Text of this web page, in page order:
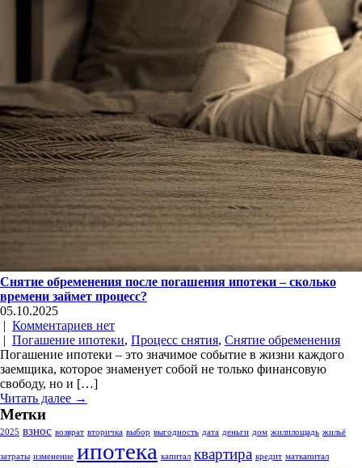
Снятие обременения после погашения ипотеки – сколько
времени займет процесс?
05.10.2025
| Комментариев нет
| Погашение ипотеки, Процесс снятия, Снятие обременения
Погашение ипотеки – это значимое событие в жизни каждого
заемщика, которое знаменует собой не только финансовую
свободу, но и […]
Читать далее →
Метки
2025 взнос возврат вторичка выбор выгодность дата деньги дом жилплощадь жильё
затраты изменение ипотека капитал квартира кредит маткапитал